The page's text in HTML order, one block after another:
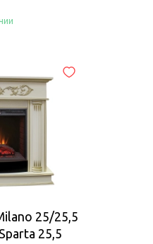
25/25,5
25,5